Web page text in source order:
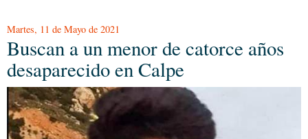
Martes, 11 de Mayo de 2021
Buscan a un menor de catorce años
desaparecido en Calpe